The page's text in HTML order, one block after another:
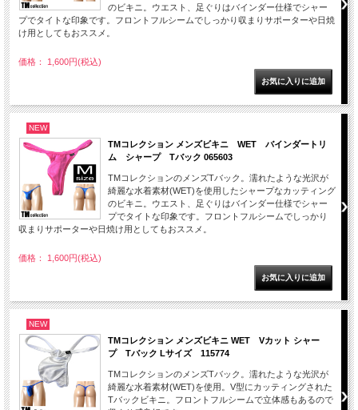
のビキニ。ウエスト、足ぐりはバインダー仕様でシャー
プでタイトな印象です。フロントフルシームでしっかり収まりサポーターや日焼
け用としてもおススメ。
価格： 1,600円(税込)
NEW
TMコレクション メンズビキニ WET バインダートリ
ム シャープ Tバック 065603
TMコレクションのメンズTバック。濡れたような光沢が
綺麗な水着素材(WET)を使用したシャープなカッティング
のビキニ。ウエスト、足ぐりはバインダー仕様でシャー
プでタイトな印象です。フロントフルシームでしっかり
収まりサポーターや日焼け用としてもおススメ。
価格： 1,600円(税込)
NEW
TMコレクション メンズビキニ WET Vカット シャー
プ Tバック Lサイズ 115774
TMコレクションのメンズTバック。濡れたような光沢が
綺麗な水着素材(WET)を使用。V型にカッティングされた
Tバックビキニ。フロントフルシームで立体感もあるので